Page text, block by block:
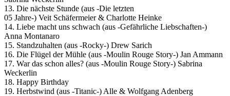
13. Die nächste Stunde (aus -Die letzten
05 Jahre-) Veit Schäfermeier & Charlotte Heinke
14. Liebe macht uns schwach (aus -Gefährliche Liebschaften-)
Anna Montanaro
15. Standzuhalten (aus -Rocky-) Drew Sarich
16. Die Flügel der Mühle (aus -Moulin Rouge Story-) Jan Ammann
17. War das schon alles? (aus -Moulin Rouge Story-) Sabrina
Weckerlin
18. Happy Birthday
19. Herbstwind (aus -Titanic-) Alle & Wolfgang Adenberg